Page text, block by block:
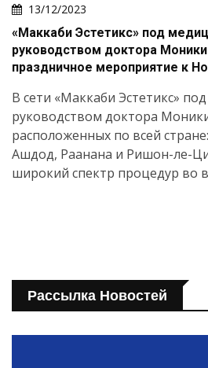
13/12/2023
«Маккаби Эстетикс» под
руководством доктора
праздничное мероприятие к
В сети «Маккаби Эстетикс»
руководством доктора
расположенных по всей
Ашдод, Раанана и Ришон-ле-
широкий спектр процедур во
Рассылка Новостей